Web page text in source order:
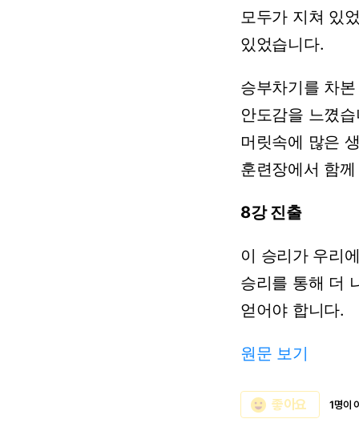
모두가 지쳐 있
있었습니다.
승부차기를 차본
안도감을 느꼈
머릿속에 많은
훈련장에서 함께
8강 진출
이 승리가 우리
승리를 통해 더
얻어야 합니다.
원문 보기
emoji_emotions 좋아요 1명이